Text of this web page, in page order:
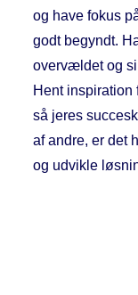
og have fokus
godt begyndt.
overvældet og
Hent inspiration
så jeres
af andre, er det
og udvikle